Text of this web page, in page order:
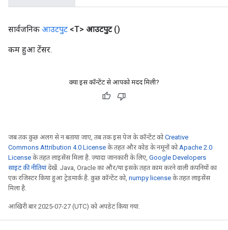
सार्वजनिक आउटपुट <T> आउटपुट ()
कम हुआ टेंसर.
क्या इस कॉन्टेंट से आपको मदद मिली?
जब तक कुछ अलग से न बताया जाए, तब तक इस पेज के कॉन्टेंट कोCreative
Commons Attribution 4.0 License के तहत और कोड के नमूनों कोApache 2.0
License के तहत लाइसेंस मिला है. ज़्यादा जानकारी के लिए, Google Developers
साइट की नीतियांदेखें. Java, Oracle का और/या इसके तहत काम करने वाली कंपनियों का
एक रजिस्टर किया हुआ ट्रेडमार्क है. कुछ कॉन्टेंट को, numpy license के तहत लाइसेंस
मिला है.
आखिरी बार 2025-07-27 (UTC) को अपडेट किया गया.